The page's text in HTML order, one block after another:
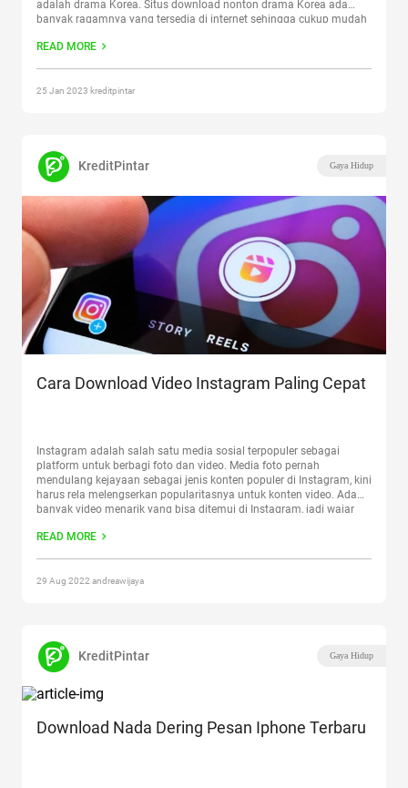
adalah drama Korea. Situs download nonton drama Korea ada
banyak ragamnya yang tersedia di internet sehingga cukup mudah
“Daftar Situs Download Nonton Drama Korea Gratis, Gak Bayar
READ MORE
25 Jan 2023 kreditpintar
KreditPintar Gaya Hidup
Cara Download Video Instagram Paling Cepat
Instagram adalah salah satu media sosial terpopuler sebagai
platform untuk berbagi foto dan video. Media foto pernah
mendulang kejayaan sebagai jenis konten populer di Instagram, kini
harus rela melengserkan popularitasnya untuk konten video. Ada
banyak video menarik yang bisa ditemui di Instagram, jadi wajar
repot, Continue reading
READ MORE
29 Aug 2022 andreawijaya
KreditPintar Gaya Hidup
Download Nada Dering Pesan Iphone Terbaru